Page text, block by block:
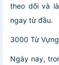
theo dõi và
ngay từ đầu.
3000 Từ
Ngày nay,